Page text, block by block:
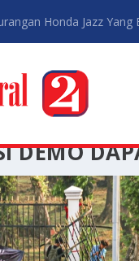
Honda Jazz
DEMO